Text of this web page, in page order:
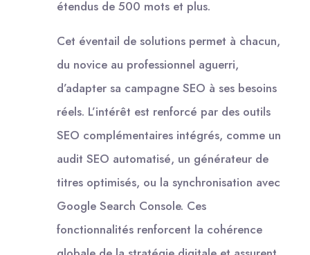
étendus de 500 mots et plus.
Cet éventail de solutions permet à chacun,
du novice au professionnel aguerri,
d’adapter sa campagne SEO à ses besoins
réels. L’intérêt est renforcé par des outils
SEO complémentaires intégrés, comme un
audit SEO automatisé, un générateur de
titres optimisés, ou la synchronisation avec
Google Search Console. Ces
fonctionnalités renforcent la cohérence